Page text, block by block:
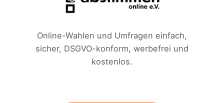
Online-Wahlen und Umfragen einfach,
sicher, DSGVO-konform, werbefrei und
kostenlos.